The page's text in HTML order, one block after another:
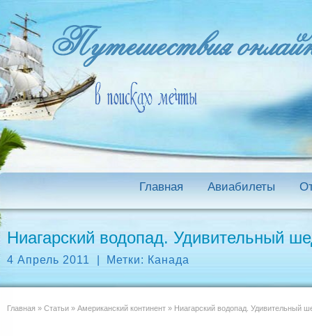
Главная Авиабилеты
Ниагарский водопад. Удивительный
4 Апрель 2011 Метки: Канада
Главная » Статьи » Американский континент » Ниагарский водопад. Удивительный